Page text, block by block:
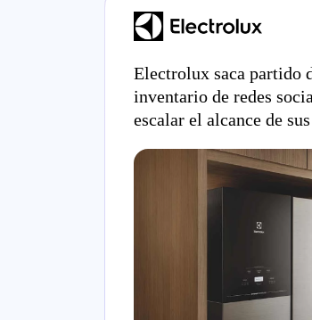
Electrolux saca partido
inventario de redes
escalar el alcance de sus
%